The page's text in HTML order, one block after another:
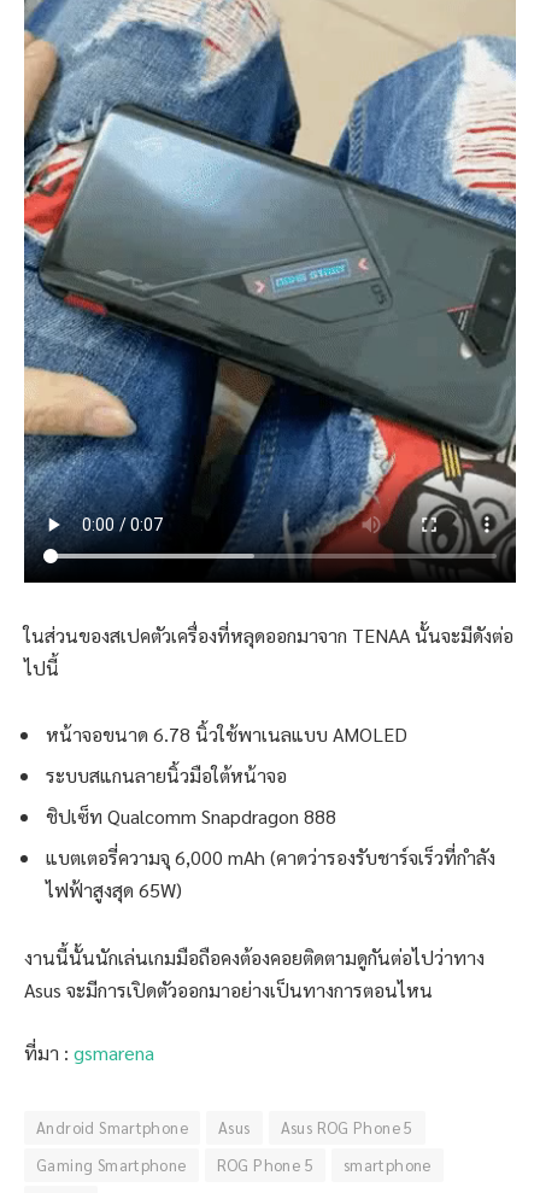
ในส่วนของสเปคตัวเครื่องที่หลุดออกมาจาก TENAA นั้นจะมีดังต่อ
ไปนี้
หน้าจอขนาด 6.78 นิ้วใช้พาเนลแบบ AMOLED
ระบบสแกนลายนิ้วมือใต้หน้าจอ
ชิปเซ็ท Qualcomm Snapdragon 888
แบตเตอรี่ความจุ 6,000 mAh (คาดว่ารองรับชาร์จเร็วที่กำลัง
ไฟฟ้าสูงสุด 65W)
งานนี้นั้นนักเล่นเกมมือถือคงต้องคอยติดตามดูกันต่อไปว่าทาง
Asus จะมีการเปิดตัวออกมาอย่างเป็นทางการตอนไหน
ที่มา : gsmarena
Android Smartphone Asus
Asus ROG Phone 5
Gaming Smartphone
ROG Phone 5
smartphone